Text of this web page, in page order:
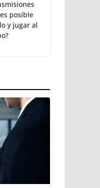
posible
y jugar al